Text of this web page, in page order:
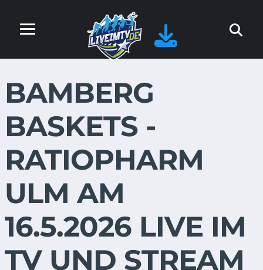
BAMBERG
BASKETS -
RATIOPHARM
ULM AM
16.5.2026 LIVE IM
TV UND STREAM